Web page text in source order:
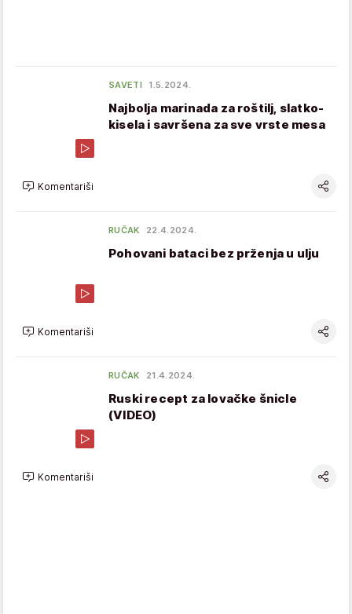
SAVETI 1.5.2024.
Najbolja marinada za roštilj, slatko-
kisela i savršena za sve vrste mesa
Komentariši
RUČAK 22.4.2024.
Pohovani bataci bez prženja u ulju
Komentariši
RUČAK 21.4.2024.
Ruski recept za lovačke šnicle
(VIDEO)
Komentariši